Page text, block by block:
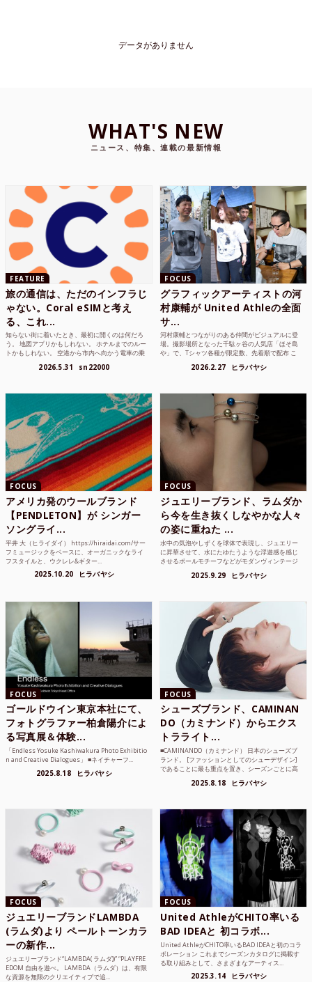
データがありません
WHAT'S NEW
ニュース、特集、連載の最新情報
FEATURE
旅の通信は、ただのインフラじ
ゃない。Coral eSIMと考え
る、これ...
知らない街に着いたとき、最初に開くのは何だろ
う。 地図アプリかもしれない。 ホテルまでのルー
トかもしれない。 空港から市内へ向かう電車の乗
2026.5.31 sn22000
FOCUS
グラフィックアーティストの河
村康輔が United Athleの全面
サ...
河村康輔とつながりのある仲間がビジュアルに登
場。撮影場所となった千駄ヶ谷の人気店「ほそ島
や」で、Tシャツ各種が限定数、先着順で配布 こ
2026.2.27 ヒラバヤシ
FOCUS
アメリカ発のウールブランド
【PENDLETON】が シンガー
ソングライ...
平井 大（ヒライダイ） https://hiraidai.com/サー
フミュージックをベースに、オーガニックなライ
フスタイルと、ウクレレ&ギター...
2025.10.20 ヒラバヤシ
FOCUS
ジュエリーブランド、ラムダか
ら今を生き抜くしなやかな人々
の姿に重ねた ...
水中の気泡やしずくを球体で表現し、ジュエリー
に昇華させて、水にたゆたうような浮遊感を感じ
させるボールモチーフなどがモダンヴィンテージ
2025.9.29 ヒラバヤシ
FOCUS
ゴールドウイン東京本社にて、
フォトグラファー柏倉陽介によ
る写真展＆体験...
「Endless Yosuke Kashiwakura Photo Exhibitio
n and Creative Dialogues」 ■ネイチャーフ...
2025.8.18 ヒラバヤシ
FOCUS
シューズブランド、CAMINAN
DO（カミナンド）からエクス
トラライト...
■CAMINANDO（カミナンド） 日本のシューズブ
ランド。 [ファッションとしてのシューデザイン]
であることに最も重点を置き、シーズンごとに高
2025.8.18 ヒラバヤシ
FOCUS
ジュエリーブランドLAMBDA
(ラムダ)より ペールトーンカラ
ーの新作...
ジュエリーブランド“LAMBDA( ラムダ))” “PLAYFRE
EDOM 自由を遊べ。 LAMBDA（ラムダ）は、有限
な資源を無限のクリエイティブで追...
FOCUS
United AthleがCHITO率いる
BAD IDEAと 初コラボ...
United AthleがCHITO率いるBAD IDEAと初のコラ
ボレーション これまでシーズンカタログに掲載す
る取り組みとして、さまざまなアーティス...
2025.3.14 ヒラバヤシ